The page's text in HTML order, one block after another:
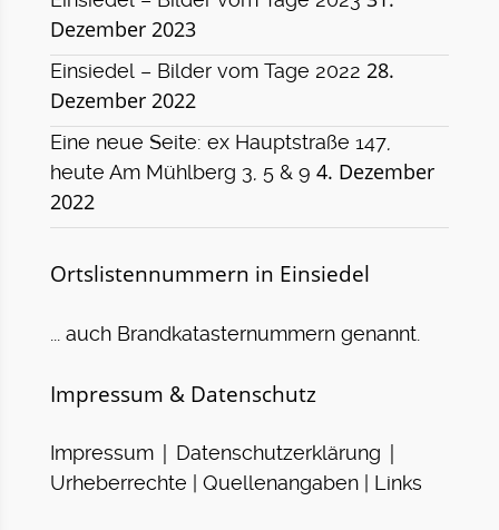
Dezember 2023
Einsiedel – Bilder vom Tage 2022 28.
Dezember 2022
Eine neue Seite: ex Hauptstraße 147,
heute Am Mühlberg 3, 5 & 9 4. Dezember
2022
Ortslistennummern in Einsiedel
... auch Brandkatasternummern genannt.
Impressum & Datenschutz
Impressum| Datenschutzerklärung |
Urheberrechte | Quellenangaben | Links